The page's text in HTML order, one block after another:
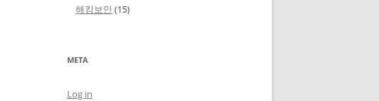
해킹보안(15)
META
Log in